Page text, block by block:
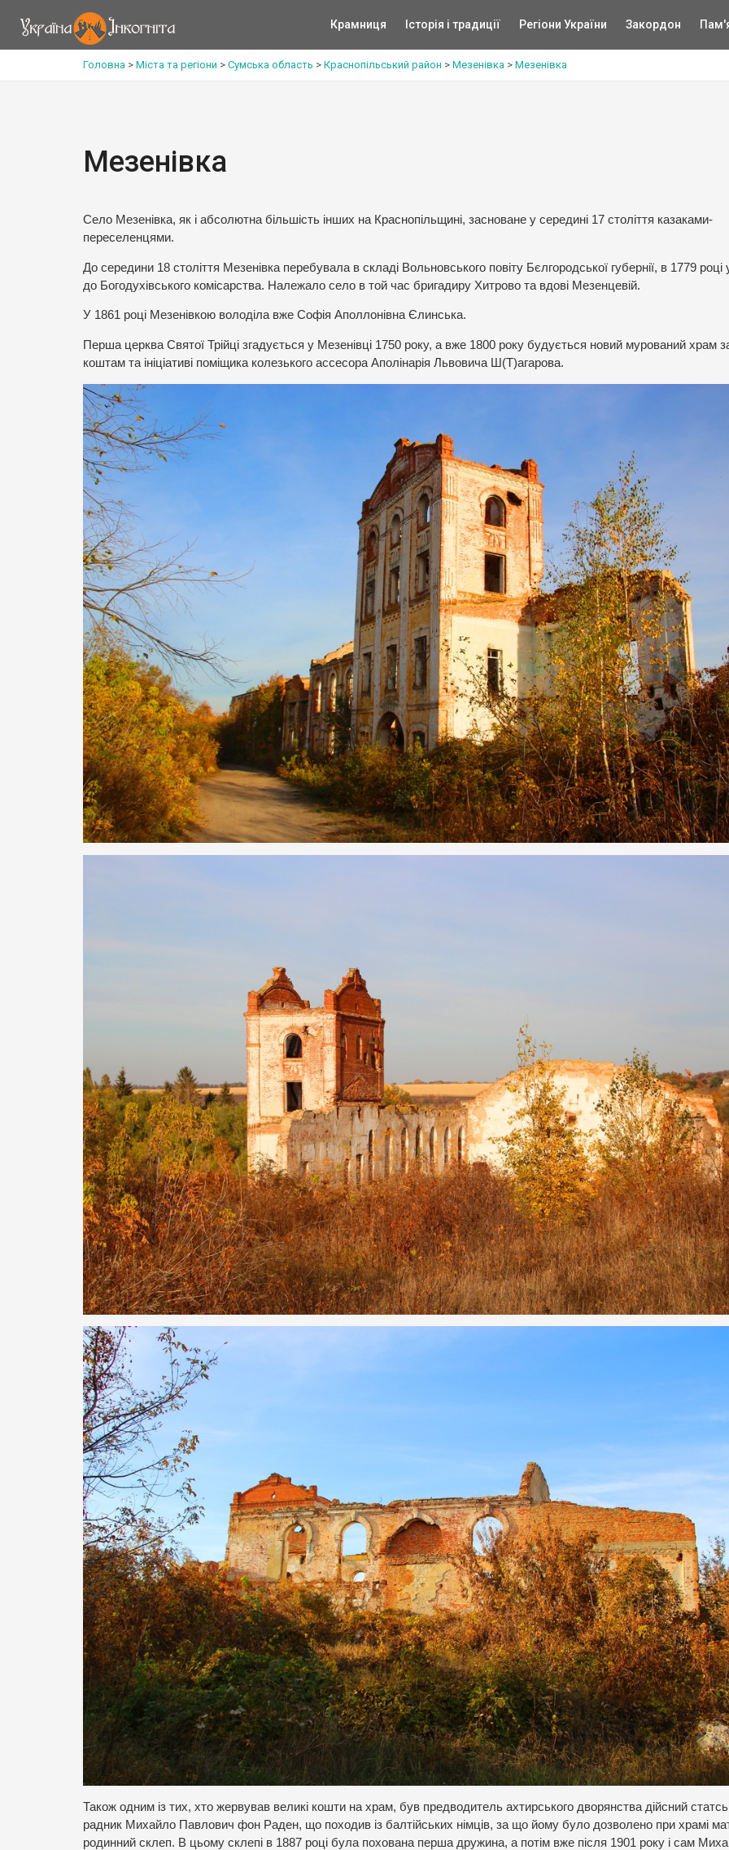
Крамниця Історія і традиції Регіони України Закордон
Головна > Міста та регіони > Сумська область > Краснопільський район > Мезенівка > Мезенівка
Мезенівка
Село Мезенівка, як і абсолютна більшість інших на Краснопільщині, засноване у середині 17 століття казаками-
переселенцями.
До середини 18 століття Мезенівка перебувала в складі Вольновського повіту Бєлгородської губернії, в 1779 році
до Богодухівського комісарства. Належало село в той час бригадиру Хитрово та вдові Мезенцевій.
У 1861 році Мезенівкою володіла вже Софія Аполлонівна Єлинська.
Перша церква Святої Трійці згадується у Мезенівці 1750 року, а вже 1800 року будується новий мурований храм
коштам та ініціативі поміщика колезького ассесора Аполінарія Львовича Ш(Т)агарова.
Також одним із тих, хто жервував великі кошти на храм, був предводитель ахтирського дворянства дійсний
радник Михайло Павлович фон Раден, що походив із балтійських німців, за що йому було дозволено при храмі
родинний склеп. В цьому склепі в 1887 році була похована перша дружина, а потім вже після 1901 року і сам